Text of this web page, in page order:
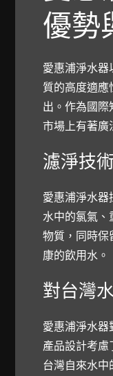
優勢
愛惠浦淨水器
質的高度適
出。作為國際
市場上有著廣
濾淨技術
愛惠浦淨水
水中的氯氣、
物質，同時保
康的飲用水。
對台灣
愛惠浦淨水
產品設計考
台灣自來水中